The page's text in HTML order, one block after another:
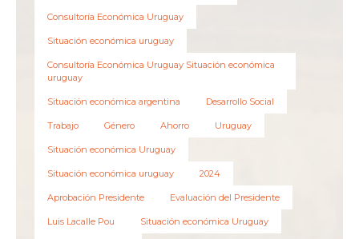
Consultoría Económica Uruguay
Situación económica uruguay
Consultoría Económica Uruguay Situación económica
uruguay
Situación económica argentina Desarrollo Social
Trabajo Género Ahorro Uruguay
Situación económica Uruguay
Situación económica uruguay 2024
Aprobación Presidente Evaluación del Presidente
Luis Lacalle Pou Situación económica Uruguay